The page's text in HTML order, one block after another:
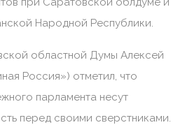
Народной Республики.
областной Думы Алексей
Россия») отметил, что
парламента несут
перед своими сверстниками.